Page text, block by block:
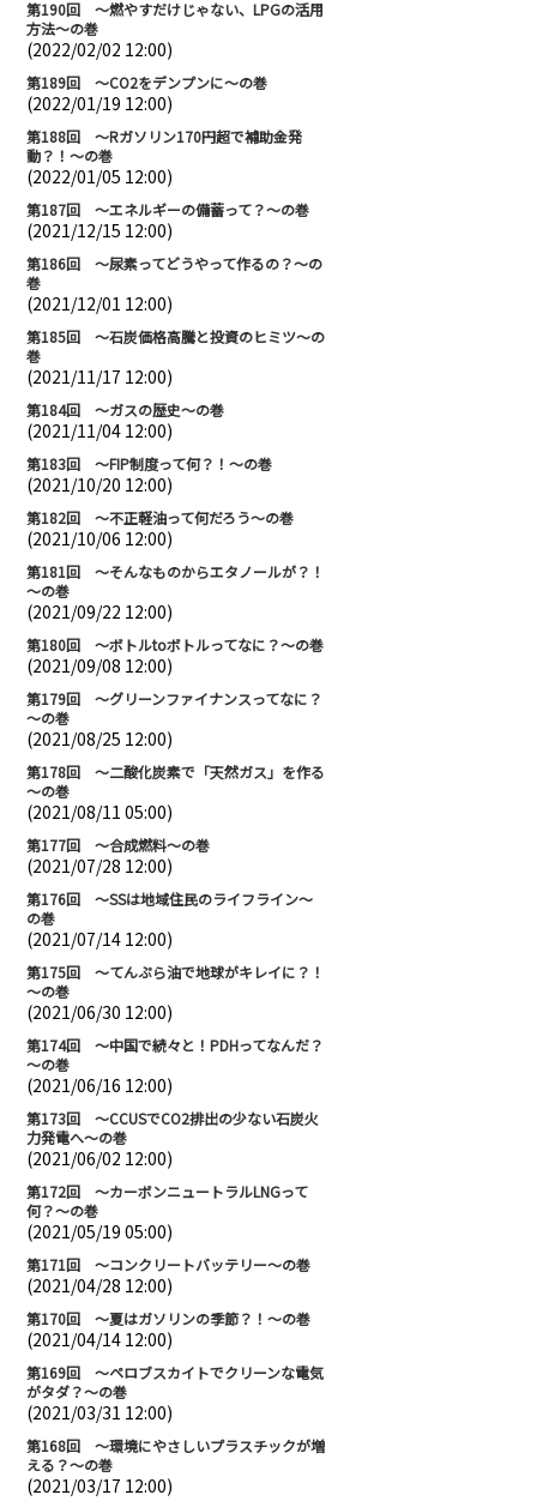
第190回 ～燃やすだけじゃない、LPGの活用
方法～の巻
(2022/02/02 12:00)
第189回 ～CO2をデンプンに～の巻
(2022/01/19 12:00)
第188回 ～Rガソリン170円超で補助金発
動？！～の巻
(2022/01/05 12:00)
第187回 ～エネルギーの備蓄って？～の巻
(2021/12/15 12:00)
第186回 ～尿素ってどうやって作るの？～の
巻
(2021/12/01 12:00)
第185回 ～石炭価格高騰と投資のヒミツ～の
巻
(2021/11/17 12:00)
第184回 ～ガスの歴史～の巻
(2021/11/04 12:00)
第183回 ～FIP制度って何？！～の巻
(2021/10/20 12:00)
第182回 ～不正軽油って何だろう～の巻
(2021/10/06 12:00)
第181回 ～そんなものからエタノールが？！
～の巻
(2021/09/22 12:00)
第180回 ～ボトルtoボトルってなに？～の巻
(2021/09/08 12:00)
第179回 ～グリーンファイナンスってなに？
～の巻
(2021/08/25 12:00)
第178回 ～二酸化炭素で「天然ガス」を作る
～の巻
(2021/08/11 05:00)
第177回 ～合成燃料～の巻
(2021/07/28 12:00)
第176回 ～SSは地域住民のライフライン～
の巻
(2021/07/14 12:00)
第175回 ～てんぷら油で地球がキレイに？！
～の巻
(2021/06/30 12:00)
第174回 ～中国で続々と！PDHってなんだ？
～の巻
(2021/06/16 12:00)
第173回 ～CCUSでCO2排出の少ない石炭火
力発電へ～の巻
(2021/06/02 12:00)
第172回 ～カーボンニュートラルLNGって
何？～の巻
(2021/05/19 05:00)
第171回 ～コンクリートバッテリー～の巻
(2021/04/28 12:00)
第170回 ～夏はガソリンの季節？！～の巻
(2021/04/14 12:00)
第169回 ～ペロブスカイトでクリーンな電気
がタダ？～の巻
(2021/03/31 12:00)
第168回 ～環境にやさしいプラスチックが増
える？～の巻
(2021/03/17 12:00)